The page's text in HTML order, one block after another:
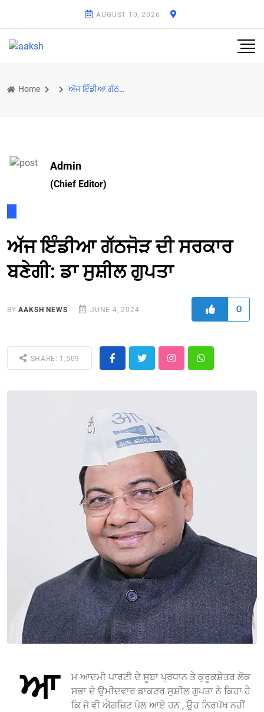
AUGUST 10, 2026
Home ਅੱਜ ਇੰਡੀਆ ਗੱਠਜੋੜ ਦੀ ਸਰਕਾਰ ਬਣੇਗੀ: ਡਾ ਸੁਸ਼ੀਲ ਗੁਪਤਾ
Admin
(Chief Editor)
ਅੱਜ ਇੰਡੀਆ ਗੱਠਜੋੜ ਦੀ ਸਰਕਾਰ
ਬਣੇਗੀ: ਡਾ ਸੁਸ਼ੀਲ ਗੁਪਤਾ
BYAAKSH NEWS JUNE 4, 2024 0
SHARE: 1,509
ਆ
ਮ ਆਦਮੀ ਪਾਰਟੀ ਦੇ ਸੂਬਾ ਪ੍ਰਧਾਨ ਤੇ ਕੁਰੂਕਸ਼ੇਤਰ ਲੋਕ
ਸਭਾ ਦੇ ਉਮੀਦਵਾਰ ਡਾਕਟਰ ਸੁਸ਼ੀਲ ਗੁਪਤਾ ਨੇ ਕਿਹਾ ਹੈ
ਕਿ ਜੋ ਵੀ ਐਗਜ਼ਿਟ ਪੋਲ ਆਏ ਹਨ , ਉਹ ਨਿਰਪੱਖ ਨਹੀਂ